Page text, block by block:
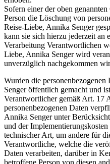
Sofern einer der oben
Person die Löschung von
Reise-Liebe, Annika Senger
kann sie sich hierzu jederzeit an
Verarbeitung Verantwortlichen
Liebe, Annika Senger wird
unverzüglich nachgekommen
Wurden die
Senger öffentlich gemacht und
Verantwortlicher gemäß Art. 17
personenbezogenen Daten
Annika Senger unter
und der
technischer Art, um andere für
Verantwortliche, welche die
Daten verarbeiten, darüber in
betroffene Person von diesen